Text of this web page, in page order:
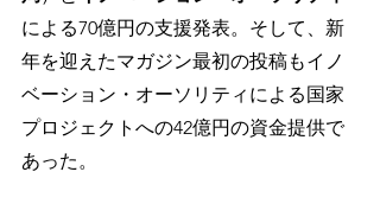
による70億円の支援発表。そして、新
年を迎えたマガジン最初の投稿もイノ
ベーション・オーソリティによる国家
プロジェクトへの42億円の資金提供で
あった。